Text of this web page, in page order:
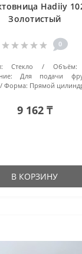
Hadiiy
Золотистый
0
Стекло Объём:
Для подачи
Форма: Прямой
9 162 ₸
В КОРЗИНУ